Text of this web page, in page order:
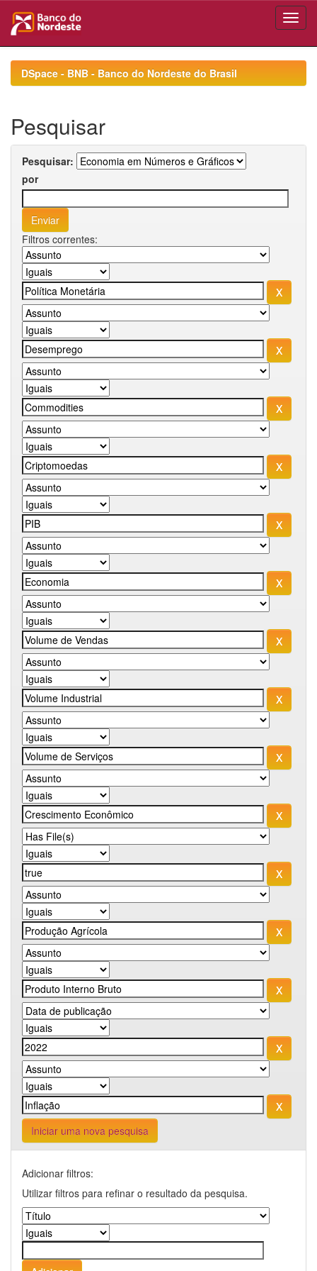
navigationDSpace - BNB - Banco do Nordeste do Brasil
Pesquisar
Pesquisar:
por
Filtros correntes:
Iniciar uma nova pesquisa
Adicionar filtros:
Utilizar filtros para refinar o resultado da pesquisa.